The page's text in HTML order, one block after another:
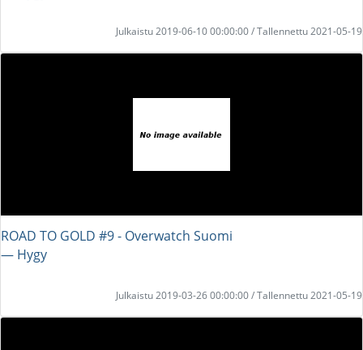
Julkaistu 2019-06-10 00:00:00 / Tallennettu 2021-05-19
ROAD TO GOLD #9 - Overwatch Suomi
― Hygy
Julkaistu 2019-03-26 00:00:00 / Tallennettu 2021-05-19